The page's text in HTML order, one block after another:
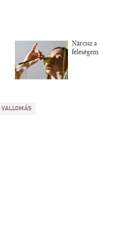
Nárcisz a
feleségem
VALLOMÁS